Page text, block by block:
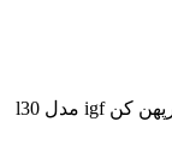
اولین کسی باشید که دیدگاهی می نویسد “خمیرپهن کن igf مدل l30